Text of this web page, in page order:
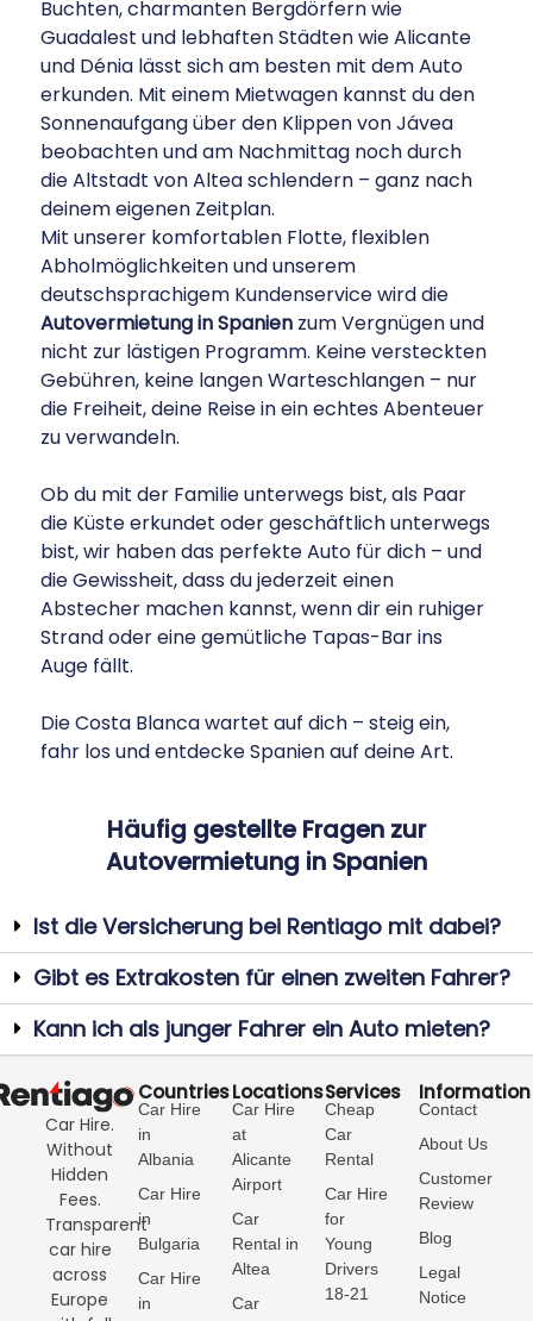
Buchten, charmanten Bergdörfern wie
Guadalest und lebhaften Städten wie Alicante
und Dénia lässt sich am besten mit dem Auto
erkunden. Mit einem Mietwagen kannst du den
Sonnenaufgang über den Klippen von Jávea
beobachten und am Nachmittag noch durch
die Altstadt von Altea schlendern – ganz nach
deinem eigenen Zeitplan.
Mit unserer komfortablen Flotte, flexiblen
Abholmöglichkeiten und unserem
deutschsprachigem Kundenservice wird die
Autovermietung in Spanien zum Vergnügen und
nicht zur lästigen Programm. Keine versteckten
Gebühren, keine langen Warteschlangen – nur
die Freiheit, deine Reise in ein echtes Abenteuer
zu verwandeln.
Ob du mit der Familie unterwegs bist, als Paar
die Küste erkundet oder geschäftlich unterwegs
bist, wir haben das perfekte Auto für dich – und
die Gewissheit, dass du jederzeit einen
Abstecher machen kannst, wenn dir ein ruhiger
Strand oder eine gemütliche Tapas-Bar ins
Auge fällt.
Die Costa Blanca wartet auf dich – steig ein,
fahr los und entdecke Spanien auf deine Art.
Häufig gestellte Fragen zur
Autovermietung in Spanien
Ist die Versicherung bei Rentiago mit dabei?
Gibt es Extrakosten für einen zweiten Fahrer?
Kann ich als junger Fahrer ein Auto mieten?
Car Hire.
Without
Hidden
Fees.
Transparent
car hire
across
Europe
Countries
Car Hire
in
Albania
Car Hire
in
Bulgaria
Car Hire
in
Locations
Car Hire
at
Alicante
Airport
Car
Rental in
Altea
Car
Services
Cheap
Car
Rental
Car Hire
for
Young
Drivers
18-21
Information
Contact
About Us
Customer
Review
Blog
Legal
Notice